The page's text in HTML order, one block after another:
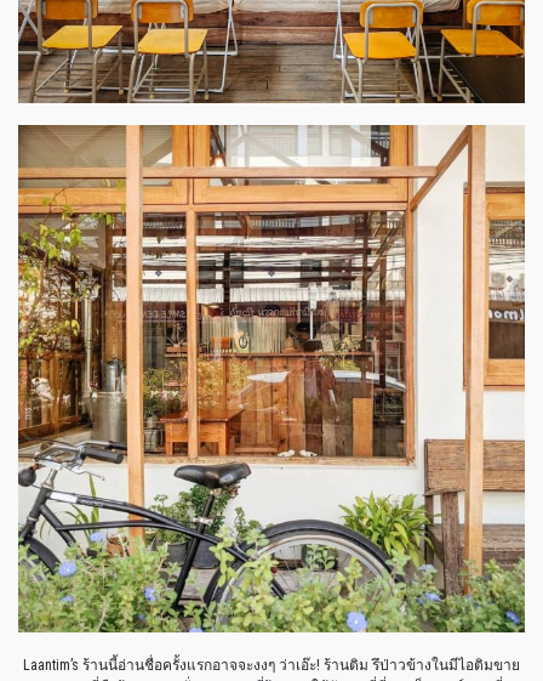
Laantim’s ร้านนี้อ่านชื่อครั้งแรกอาจจะงงๆ ว่าเอ๊ะ! ร้านติม รึป่าวข้างในมีไอติมขาย